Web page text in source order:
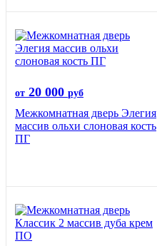
от 20 000 руб
Межкомнатная дверь Элегия
массив ольхи слоновая кость
ПГ